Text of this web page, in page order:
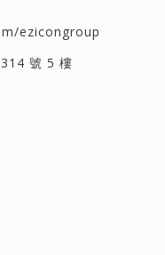
ezicongroup
號 5 樓